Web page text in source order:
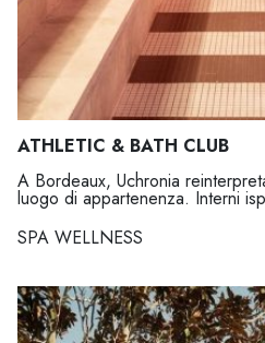
ATHLETIC & BATH CLUB
A Bordeaux, Uchronia
luogo di appartenenza. Interni
SPA WELLNESS